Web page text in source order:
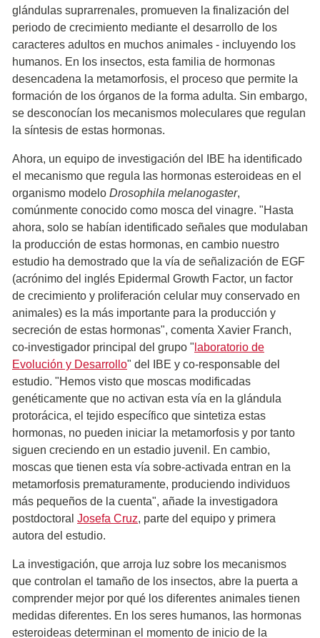
glándulas suprarrenales, promueven la finalización del
periodo de crecimiento mediante el desarrollo de los
caracteres adultos en muchos animales - incluyendo los
humanos. En los insectos, esta familia de hormonas
desencadena la metamorfosis, el proceso que permite la
formación de los órganos de la forma adulta. Sin embargo,
se desconocían los mecanismos moleculares que regulan
la síntesis de estas hormonas.
Ahora, un equipo de investigación del IBE ha identificado
el mecanismo que regula las hormonas esteroideas en el
organismo modelo Drosophila melanogaster,
comúnmente conocido como mosca del vinagre. "Hasta
ahora, solo se habían identificado señales que modulaban
la producción de estas hormonas, en cambio nuestro
estudio ha demostrado que la vía de señalización de EGF
(acrónimo del inglés Epidermal Growth Factor, un factor
de crecimiento y proliferación celular muy conservado en
animales) es la más importante para la producción y
secreción de estas hormonas", comenta Xavier Franch,
co-investigador principal del grupo " laboratorio de
Evolución y Desarrollo" del IBE y co-responsable del
estudio. "Hemos visto que moscas modificadas
genéticamente que no activan esta vía en la glándula
protorácica, el tejido específico que sintetiza estas
hormonas, no pueden iniciar la metamorfosis y por tanto
siguen creciendo en un estadio juvenil. En cambio,
moscas que tienen esta vía sobre-activada entran en la
metamorfosis prematuramente, produciendo individuos
más pequeños de la cuenta", añade la investigadora
postdoctoral Josefa Cruz, parte del equipo y primera
autora del estudio.
La investigación, que arroja luz sobre los mecanismos
que controlan el tamaño de los insectos, abre la puerta a
comprender mejor por qué los diferentes animales tienen
medidas diferentes. En los seres humanos, las hormonas
esteroideas determinan el momento de inicio de la